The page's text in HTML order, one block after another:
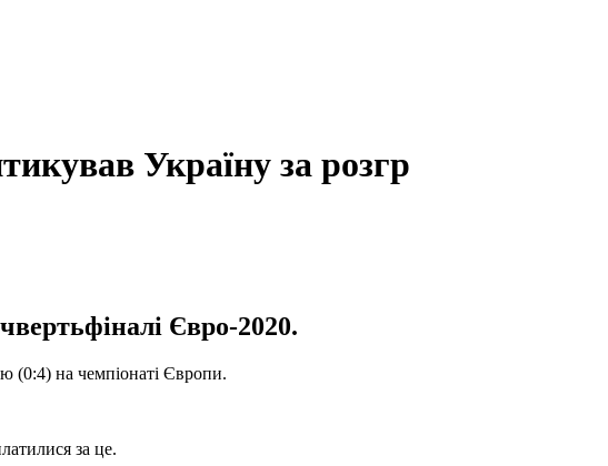
Україну за розгр
Євро-2020.
(0:4) на чемпіонаті Європи.
за це.